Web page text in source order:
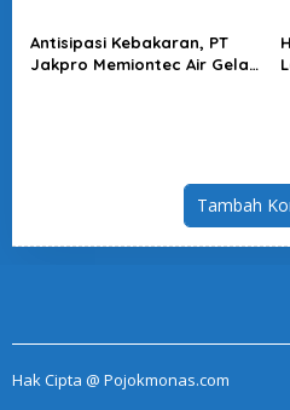
Antisipasi Kebakaran, PT
Jakpro Memiontec Air Gelar
Tambah
Hak Cipta @ Pojokmonas.com